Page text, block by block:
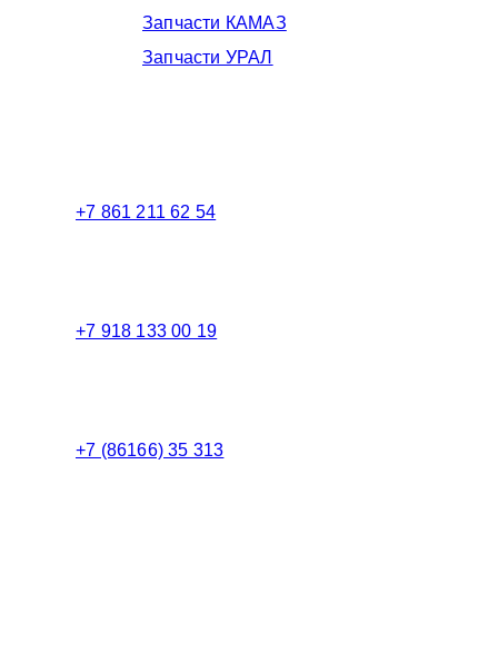
Запчасти КАМАЗ
Запчасти УРАЛ
+7 861 211 62 54
+7 918 133 00 19
+7 (86166) 35 313